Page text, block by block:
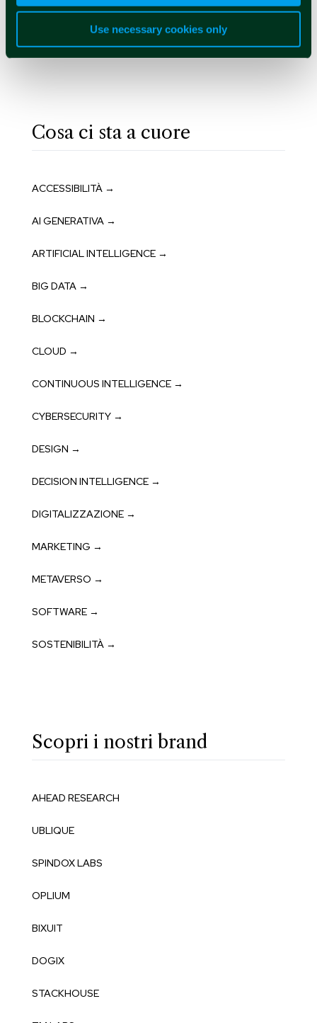
Use necessary cookies only
Cosa ci sta a cuore
ACCESSIBILITÀ →
AI GENERATIVA →
ARTIFICIAL INTELLIGENCE →
BIG DATA →
BLOCKCHAIN →
CLOUD →
CONTINUOUS INTELLIGENCE →
CYBERSECURITY →
DESIGN →
DECISION INTELLIGENCE →
DIGITALIZZAZIONE →
MARKETING →
METAVERSO →
SOFTWARE →
SOSTENIBILITÀ →
Scopri i nostri brand
AHEAD RESEARCH
UBLIQUE
SPINDOX LABS
OPLIUM
BIXUIT
DOGIX
STACKHOUSE